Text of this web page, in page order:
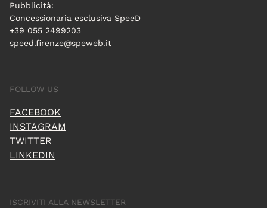
Pubblicità:
Concessionaria esclusiva SpeeD
+39 055 2499203
speed.firenze@speweb.it
FOLLOW US
FACEBOOK
INSTAGRAM
TWITTER
LINKEDIN
ISCRIVITI ALLA NEWSLETTER